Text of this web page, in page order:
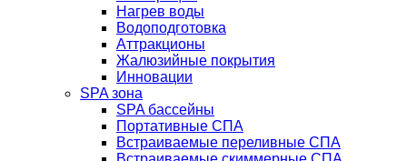
Нагрев воды
Водоподготовка
Аттракционы
Жалюзийные покрытия
Инновации
SPA зона
SPA бассейны
Портативные СПА
Встраиваемые переливные СПА